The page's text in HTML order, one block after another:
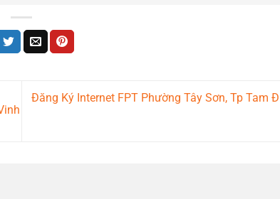
Đăng Ký Internet FPT Phường Tây Sơn, Tp Tam